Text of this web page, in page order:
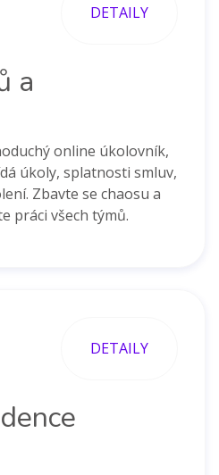
DETAILY
a
online úkolovník,
úkoly, splatnosti smluv,
Zbavte se chaosu a
práci všech týmů.
DETAILY